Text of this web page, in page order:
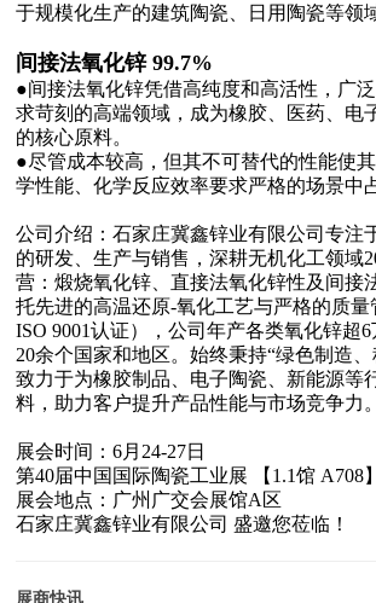
展商快讯
于规模化生产的建筑陶瓷、日用陶瓷等领
间接法氧化锌 99.7%
●间接法氧化锌凭借高纯度和高活性，广
求苛刻的高端领域，成为橡胶、医药、电
的核心原料。
●尽管成本较高，但其不可替代的性能使
学性能、化学反应效率要求严格的场景中
公司介绍：石家庄冀鑫锌业有限公司专注
的研发、生产与销售，深耕无机化工领域
营：煅烧氧化锌、直接法氧化锌性及间接
托先进的高温还原-氧化工艺与严格的质量
ISO 9001认证），公司年产各类氧化锌超
20余个国家和地区。始终秉持“绿色制造、
致力于为橡胶制品、电子陶瓷、新能源等
料，助力客户提升产品性能与市场竞争力。
展会时间：6月24-27日
第40届中国国际陶瓷工业展 【1.1馆 A708】
展会地点：广州广交会展馆A区
石家庄冀鑫锌业有限公司 盛邀您莅临！